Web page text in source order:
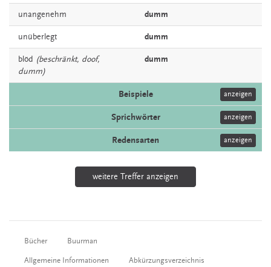
unangenehm dumm
unüberlegt dumm
blöd (beschränkt, doof,
dumm)
dumm
Beispiele anzeigen
Sprichwörter anzeigen
Redensarten anzeigen
weitere Treffer anzeigen
Bücher Buurman
Allgemeine Informationen Abkürzungsverzeichnis